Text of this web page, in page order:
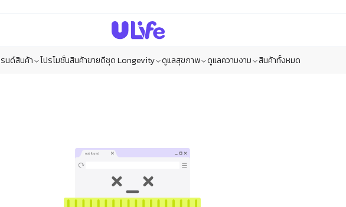
นด์สินค้า โปรโมชั่นสินค้าขายดีชุด Longevity ดูแลสุขภาพ ดูแลความงาม สินค้าทั้งหมด